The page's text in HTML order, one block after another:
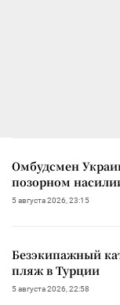
Омбудсмен
позорном
5 августа 2026, 23:15
Безэкипажный
пляж в Турции
5 августа 2026, 22:58